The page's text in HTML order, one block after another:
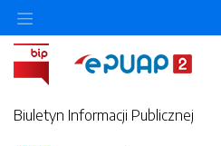
Biuletyn Informacji Publicznej